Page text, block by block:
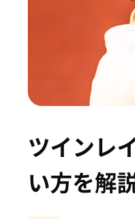
ツインレ
い方を解